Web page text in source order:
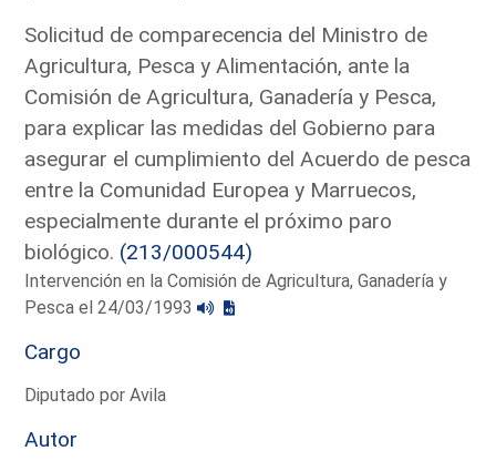
Solicitud de comparecencia del Ministro de
Agricultura, Pesca y Alimentación, ante la
Comisión de Agricultura, Ganadería y Pesca,
para explicar las medidas del Gobierno para
asegurar el cumplimiento del Acuerdo de pesca
entre la Comunidad Europea y Marruecos,
especialmente durante el próximo paro
biológico. (213/000544)
Intervención en la Comisión de Agricultura, Ganadería y
Pesca el 24/03/1993
Cargo
Diputado por Avila
Autor